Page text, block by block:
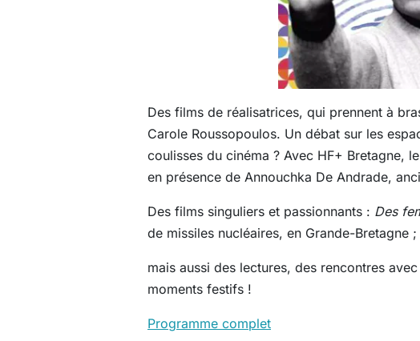
Des films de réalisatrices, qui prennent à
Carole Roussopoulos. Un débat sur les
coulisses du cinéma ? Avec HF+ Bretagne,
en présence de Annouchka De Andrade,
Des films singuliers et passionnants : Des
de missiles nucléaires, en Grande-Bretagne ;
mais aussi des lectures, des rencontres
moments festifs !
Programme complet